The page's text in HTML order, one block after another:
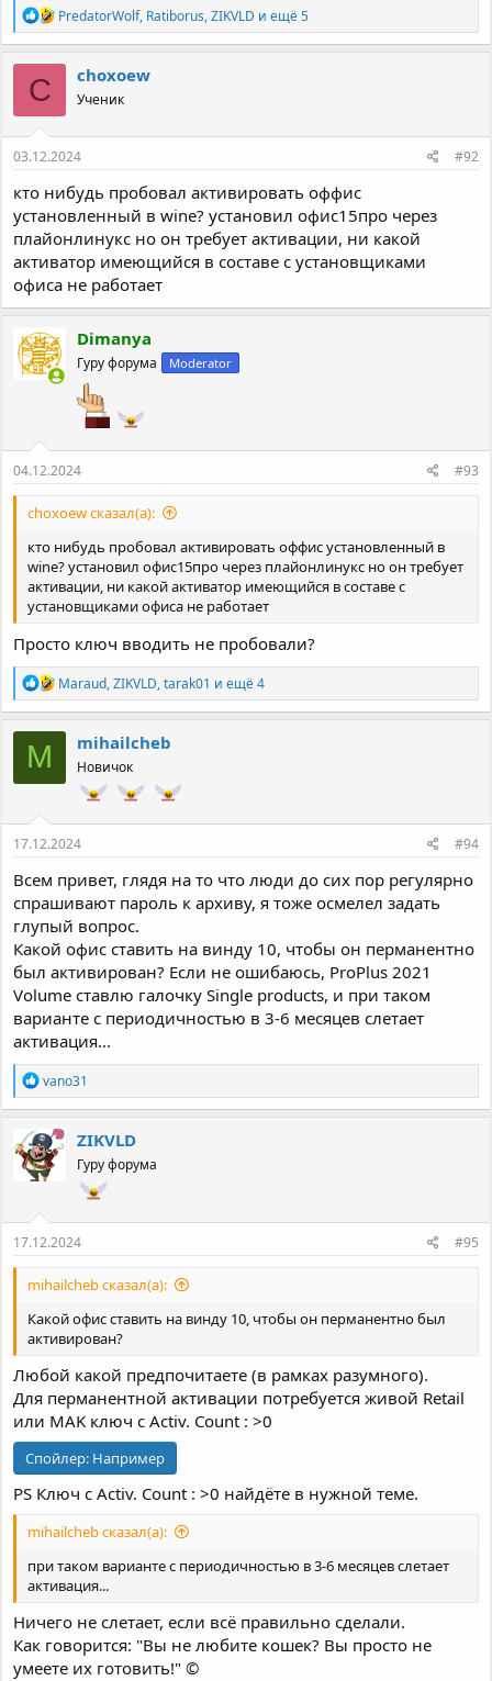
Р
е
а
к
и
:
PredatorWolf, Ratiborus,ZIKVLD и ещё 5
C choxoew
Ученик
03.12.2024 #92
кто нибудь пробовал активировать оффис
установленный в wine? установил офис15про через
плайонлинукс но он требует активации, ни какой
активатор имеющийся в составе с установщиками
офиса не работает
Dimanya
Гуру форума Moderator
04.12.2024 #93
choxoew сказал(а):
кто нибудь пробовал активировать оффис установленный в
wine? установил офис15про через плайонлинукс но он требует
активации, ни какой активатор имеющийся в составе с
установщиками офиса не работает
Просто ключ вводить не пробовали?
Р
е
а
к
и
Maraud,ZIKVLD,tarak01 и ещё 4
M mihailcheb
Новичок
17.12.2024 #94
Всем привет, глядя на то что люди до сих пор регулярно
спрашивают пароль к архиву, я тоже осмелел задать
глупый вопрос.
Какой офис ставить на винду 10, чтобы он перманентно
был активирован? Если не ошибаюсь, ProPlus 2021
Volume ставлю галочку Single products, и при таком
варианте с периодичностью в 3-6 месяцев слетает
активация...
Р
е
а
к
ц
и
и
vano31
ZIKVLD
Гуру форума
17.12.2024 #95
mihailcheb сказал(а):
Какой офис ставить на винду 10, чтобы он перманентно был
активирован?
Любой какой предпочитаете (в рамках разумного).
Для перманентной активации потребуется живой Retail
или MAK ключ с Activ. Count : >0
Спойлер: Например
PS Ключ с Activ. Count : >0 найдёте в нужной теме.
mihailcheb сказал(а):
при таком варианте с периодичностью в 3-6 месяцев слетает
активация...
Ничего не слетает, если всё правильно сделали.
Как говорится: "Вы не любите кошек? Вы просто не
умеете их готовить!" ©